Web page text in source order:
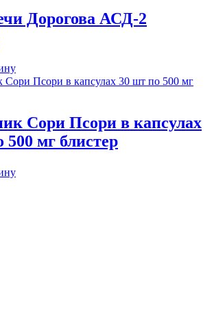
Дорогова АСД-2
Сори Псори в капсулах
500 мг блистер